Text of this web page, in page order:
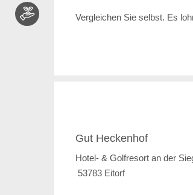
Vergleichen Sie selbst. Es
Gut Heckenhof
Hotel- & Golfresort an der
53783 Eitorf